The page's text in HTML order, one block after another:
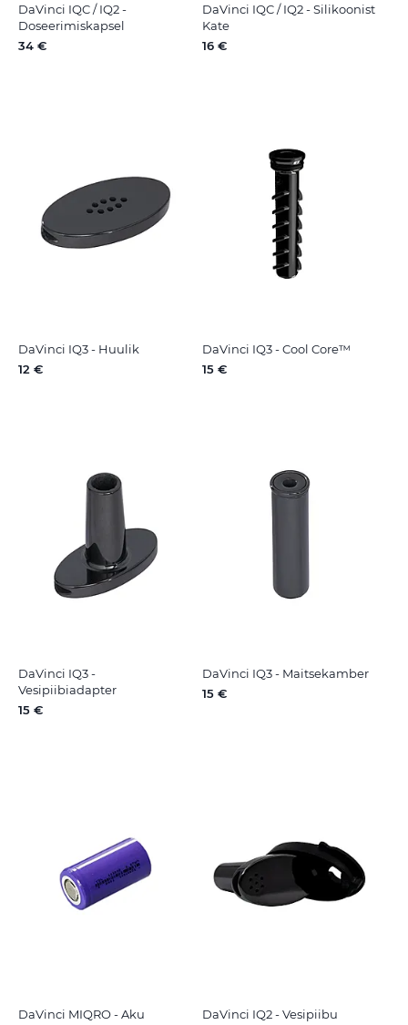
DaVinci IQC / IQ2 -
Doseerimiskapsel
34 €
DaVinci IQC / IQ2 - Silikoonist
Kate
16 €
DaVinci IQ3 - Huulik
12 €
DaVinci IQ3 - Cool Core™
15 €
DaVinci IQ3 -
Vesipiibiadapter
15 €
DaVinci IQ3 - Maitsekamber
15 €
DaVinci MIQRO - Aku
DaVinci IQ2 - Vesipiibu